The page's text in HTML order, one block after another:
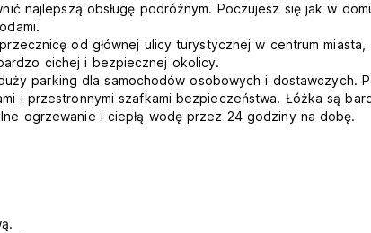
najlepszą obsługę podróżnym. Poczujesz się jak w
od głównej ulicy turystycznej w centrum miasta,
cichej i bezpiecznej okolicy.
parking dla samochodów osobowych i dostawczych.
i przestronnymi szafkami bezpieczeństwa. Łóżka są
ogrzewanie i ciepłą wodę przez 24 godziny na dobę.